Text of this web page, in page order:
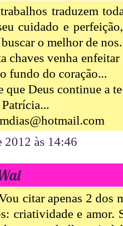
traduzem
cuidado e
o melhor de nos.
chaves venha
fundo do coração...
que Deus continue a
2012 às 14:46
citar apenas 2 dos
criatividade e amor.